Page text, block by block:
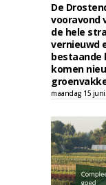
De
vooravond
de hele
vernieuwd
bestaande
komen
maandag 15 juni